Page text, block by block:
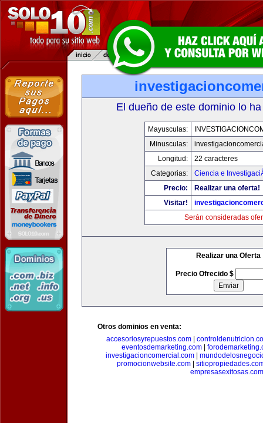
El dueño de este dominio lo
Mayusculas:
Minusculas:
Longitud:
22 caracteres
Categorias:
Ciencia e
Precio:
Realizar una oferta!
Visitar!
Serán consideradas
Realizar una Oferta
Precio Ofrecido $
Otros dominios en venta:
accesoriosyrepuestos.com
eventosdemarketing.com|
investigacioncomercial.com
promocionwebsite.com
empresasexitosas.com